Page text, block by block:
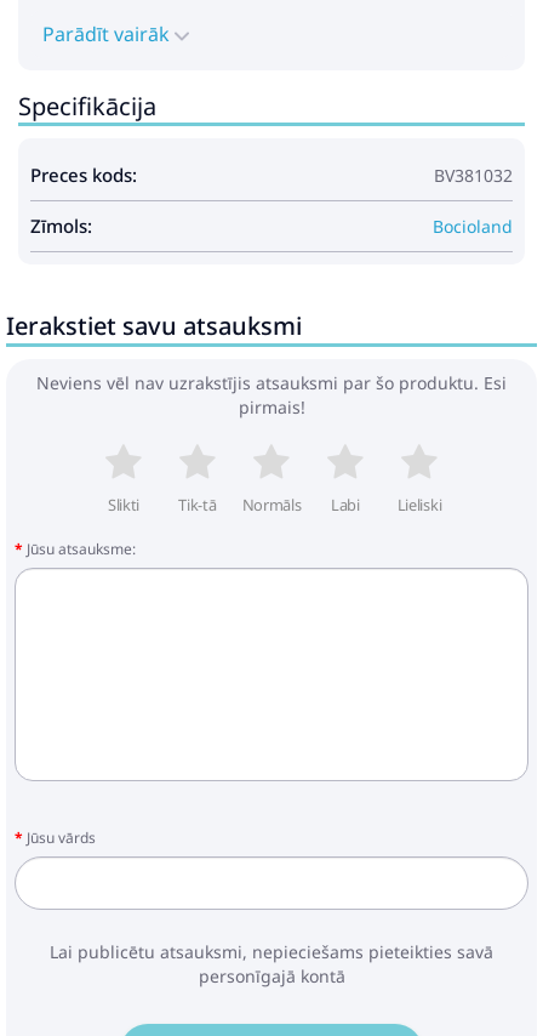
izveidota pašiem mazākajiem bērniem -
vecākajām bērniem. Paklājiņš ir pietiekami izturīgs,
lai to varētu lietot no jaundzimušā visa skolas laika!
standartiem.
Tehniskie dati:
• Vecuma diapazons 0+
• Materiāls: XPE putas.
• Biezums: 1 cm • Garums: 200 cm • Platums: 150 cm
• Svars 1,1 kg.
EAN5904501651226
Parādīt vairāk
Specifikācija
Preces kods: BV381032
Zīmols: Bocioland
Ierakstiet savu atsauksmi
Neviens vēl nav uzrakstījis atsauksmi par šo produktu. Esi
pirmais!
Slikti Tik-tā Normāls Labi Lieliski
Jūsu atsauksme:
Jūsu vārds
Lai publicētu atsauksmi, nepieciešams pieteikties savā
personīgajā kontā